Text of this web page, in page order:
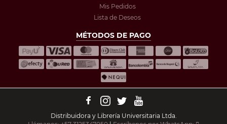
Mis Pedidos
Lista de Deseos
MÉTODOS DE PAGO
Distribuidora y Librería Universitaria Ltda.